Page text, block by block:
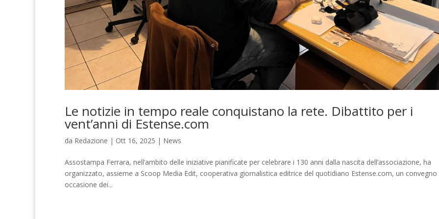
Le notizie in tempo reale conquistano la rete. Dibattito per i
vent’anni di Estense.com
da Redazione | Ott 16, 2025 | News
Assostampa Ferrara, nell’ambito delle iniziative pianificate per celebrare i 130 anni dalla nascita dell’associazione, ha
organizzato, assieme a Scoop Media Edit, cooperativa giornalistica editrice del quotidiano Estense.com, un convegno
occasione dei...